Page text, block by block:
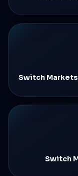
Switch Markets
Switch